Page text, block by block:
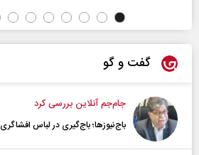
گفت و گو
جام‌جم آنلاین بررسی کرد
باج‌نیوزها؛ باج‌گیری در لباس افشاگری